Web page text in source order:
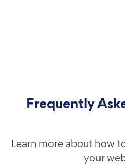
Frequently
Learn more about how
your